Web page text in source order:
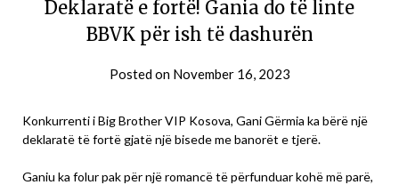
Deklaratë e fortë! Gania do të linte
BBVK për ish të dashurën
Posted on November 16, 2023
Konkurrenti i Big Brother VIP Kosova, Gani Gërmia ka bërë një
deklaratë të fortë gjatë një bisede me banorët e tjerë.
Ganiu ka folur pak për një romancë të përfunduar kohë më parë,